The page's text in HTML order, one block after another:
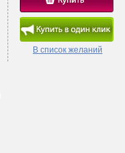
В список желаний